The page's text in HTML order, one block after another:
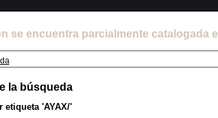
se encuentra parcialmente catalogada
la búsqueda
etiqueta 'AYAX/'